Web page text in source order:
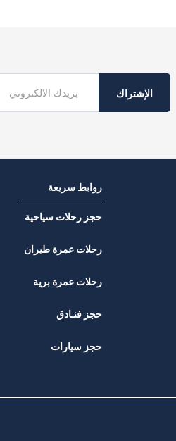
الإشتراك
روابط سريعة
حجز رحلات سياحية
رحلات عمرة طيران
رحلات عمرة برية
حجز فنـادق
حجز سيارات